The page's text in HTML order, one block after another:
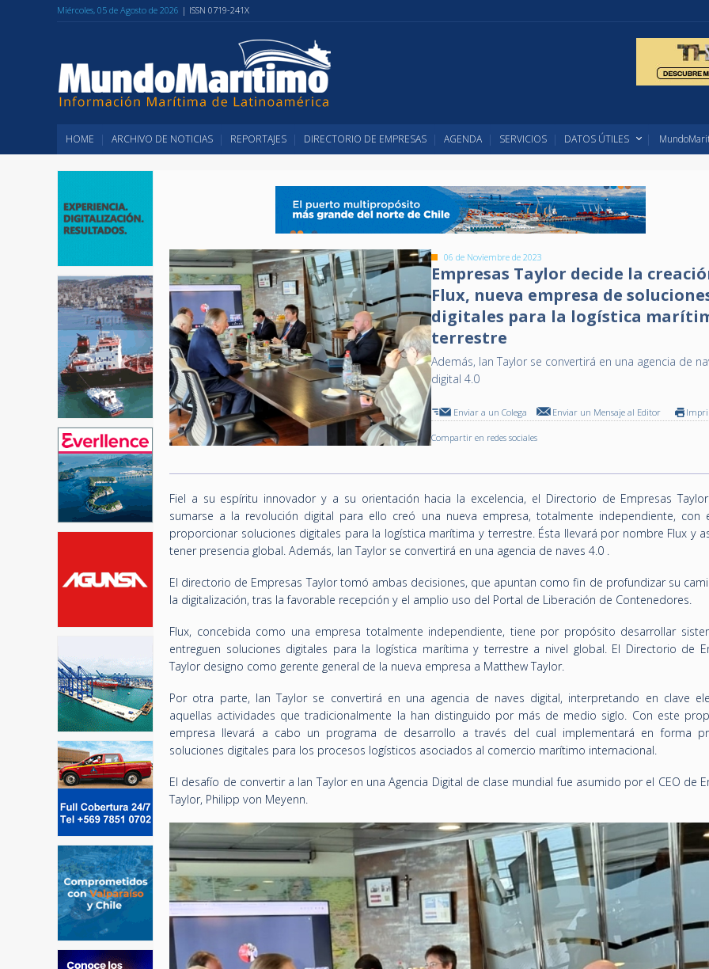
Miércoles, 05 de Agosto de 2026 | ISSN 0719-241X
HOME ARCHIVO DE NOTICIAS REPORTAJES DIRECTORIO DE EMPRESAS AGENDA SERVICIOS DATOS ÚTILES
06 de Noviembre de 2023
Empresas Taylor decide la
Flux, nueva empresa de
digitales para la logística
terrestre
Además, Ian Taylor se convertirá en una agencia de
digital 4.0
Enviar a un Colega Enviar un Mensaje al Editor
Compartir en redes sociales
Fiel a su espíritu innovador y a su orientación hacia la excelencia, el Directorio de Empresas
sumarse a la revolución digital para ello creó una nueva empresa, totalmente independiente, con
proporcionar soluciones digitales para la logística marítima y terrestre. Ésta llevará por nombre Flux y
tener presencia global. Además, Ian Taylor se convertirá en una agencia de naves 4.0 .
El directorio de Empresas Taylor tomó ambas decisiones, que apuntan como fin de profundizar su
la digitalización, tras la favorable recepción y el amplio uso del Portal de Liberación de Contenedores.
Flux, concebida como una empresa totalmente independiente, tiene por propósito desarrollar
entreguen soluciones digitales para la logística marítima y terrestre a nivel global. El Directorio de
Taylor designo como gerente general de la nueva empresa a Matthew Taylor.
Por otra parte, Ian Taylor se convertirá en una agencia de naves digital, interpretando en clave
aquellas actividades que tradicionalmente la han distinguido por más de medio siglo. Con este
empresa llevará a cabo un programa de desarrollo a través del cual implementará en forma
soluciones digitales para los procesos logísticos asociados al comercio marítimo internacional.
El desafío de convertir a Ian Taylor en una Agencia Digital de clase mundial fue asumido por el CEO de
Taylor, Philipp von Meyenn.